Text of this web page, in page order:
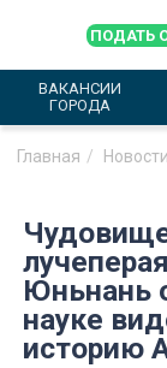
ПОДАТЬ
ВАКАНСИИ
ГОРОДА
Главная Новости
Юньнань
науке
историю